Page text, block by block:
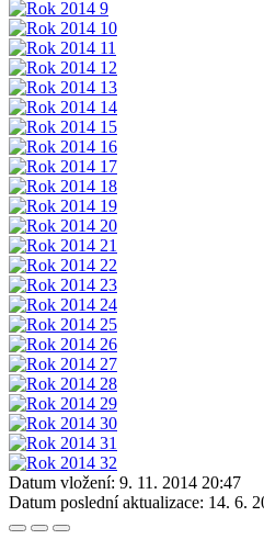
Datum vložení: 9. 11. 2014 20:47
Datum poslední aktualizace: 14. 6.